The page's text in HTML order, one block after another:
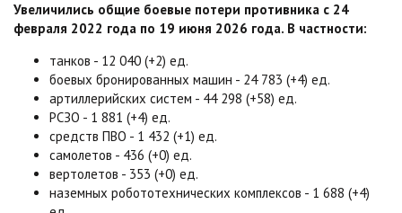
Увеличились общие боевые потери противника с 24
февраля 2022 года по 19 июня 2026 года. В частности:
танков - 12 040 (+2) ед.
боевых бронированных машин - 24 783 (+4) ед.
артиллерийских систем - 44 298 (+58) ед.
РСЗО - 1 881 (+4) ед.
средств ПВО - 1 432 (+1) ед.
самолетов - 436 (+0) ед.
вертолетов - 353 (+0) ед.
наземных робототехнических комплексов - 1 688 (+4)